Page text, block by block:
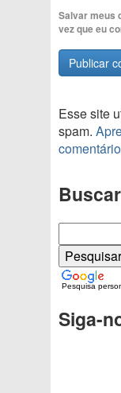
Salvar meus
vez que eu
Esse site
spam.
Buscar
Pesquisa
Siga-